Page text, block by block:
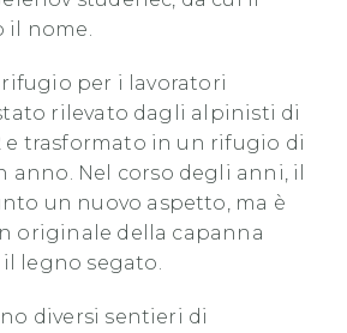
il nome.
per i lavoratori
rilevato dagli alpinisti di
e trasformato in un rifugio di
Nel corso degli anni, il
un nuovo aspetto, ma è
originale della capanna
legno segato.
diversi sentieri di